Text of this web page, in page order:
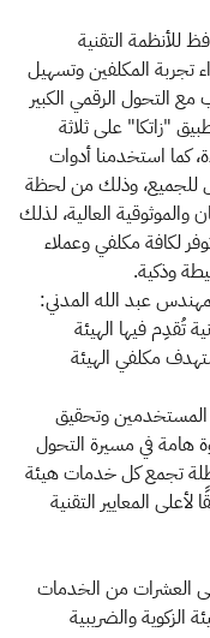
للأنظمة التقنية
تجربة المكلفين وتسهيل
التحول الرقمي الكبير
"زاتكا" على ثلاثة
كما استخدمنا أدوات
للجميع، وذلك من لحظة
العالية، لذلك
لكافة مكلفي وعملاء
وذكية.
عبد الله المدني:
تُقدِم فيها الهيئة
مكلفي الهيئة
وتحقيق
هامة في مسيرة التحول
تجمع كل خدمات هيئة
المعايير التقنية
العشرات من الخدمات
الزكوية والضريبية